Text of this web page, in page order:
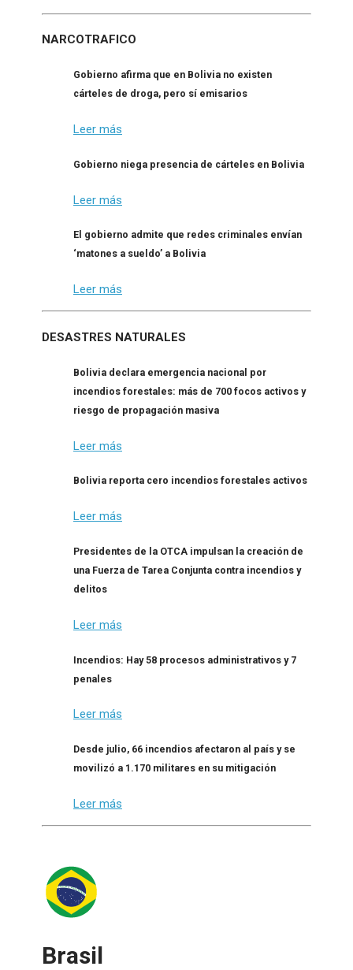
NARCOTRAFICO
Gobierno afirma que en Bolivia no existen
cárteles de droga, pero sí emisarios
Leer más
Gobierno niega presencia de cárteles en Bolivia
Leer más
El gobierno admite que redes criminales envían
‘matones a sueldo’ a Bolivia
Leer más
DESASTRES NATURALES
Bolivia declara emergencia nacional por
incendios forestales: más de 700 focos activos y
riesgo de propagación masiva
Leer más
Bolivia reporta cero incendios forestales activos
Leer más
Presidentes de la OTCA impulsan la creación de
una Fuerza de Tarea Conjunta contra incendios y
delitos
Leer más
Incendios: Hay 58 procesos administrativos y 7
penales
Leer más
Desde julio, 66 incendios afectaron al país y se
movilizó a 1.170 militares en su mitigación
Leer más
Brasil